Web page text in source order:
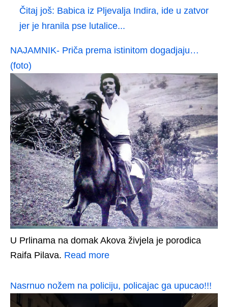
Čitaj još: Babica iz Pljevalja Indira, ide u zatvor
jer je hranila pse lutalice...
NAJAMNIK- Priča prema istinitom dogadjaju…
(foto)
U Prlinama na domak Akova živjela je porodica
Raifa Pilava. Read more
Nasrnuo nožem na policiju, policajac ga upucao!!!